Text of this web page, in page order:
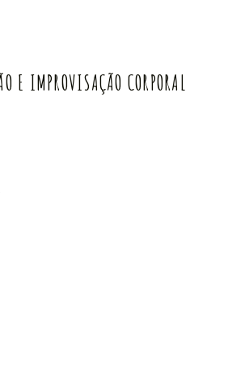
E IMPROVISAÇÃO CORPORAL